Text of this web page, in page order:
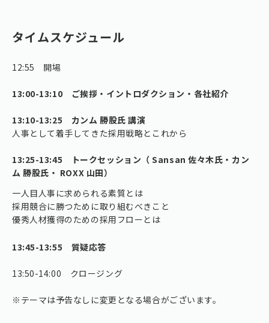
タイムスケジュール
12:55 開場
13:00-13:10 ご挨拶・イントロダクション・各社紹介
13:10-13:25 カンム 勝股氏 講演
人事として着手してきた採用戦略とこれから
13:25-13:45 トークセッション（ Sansan 佐々木氏・カン
ム 勝股氏・ ROXX 山田）
一人目人事に求められる素質とは
採用競合に勝つために取り組むべきこと
優秀人材獲得のための採用フローとは
13:45-13:55 質疑応答
13:50-14:00 クロージング
※テーマは予告なしに変更となる場合がございます。